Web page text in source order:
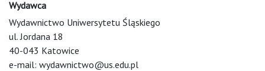
Wydawca
Wydawnictwo Uniwersytetu Śląskiego
ul. Jordana 18
40-043 Katowice
e-mail: wydawnictwo@us.edu.pl